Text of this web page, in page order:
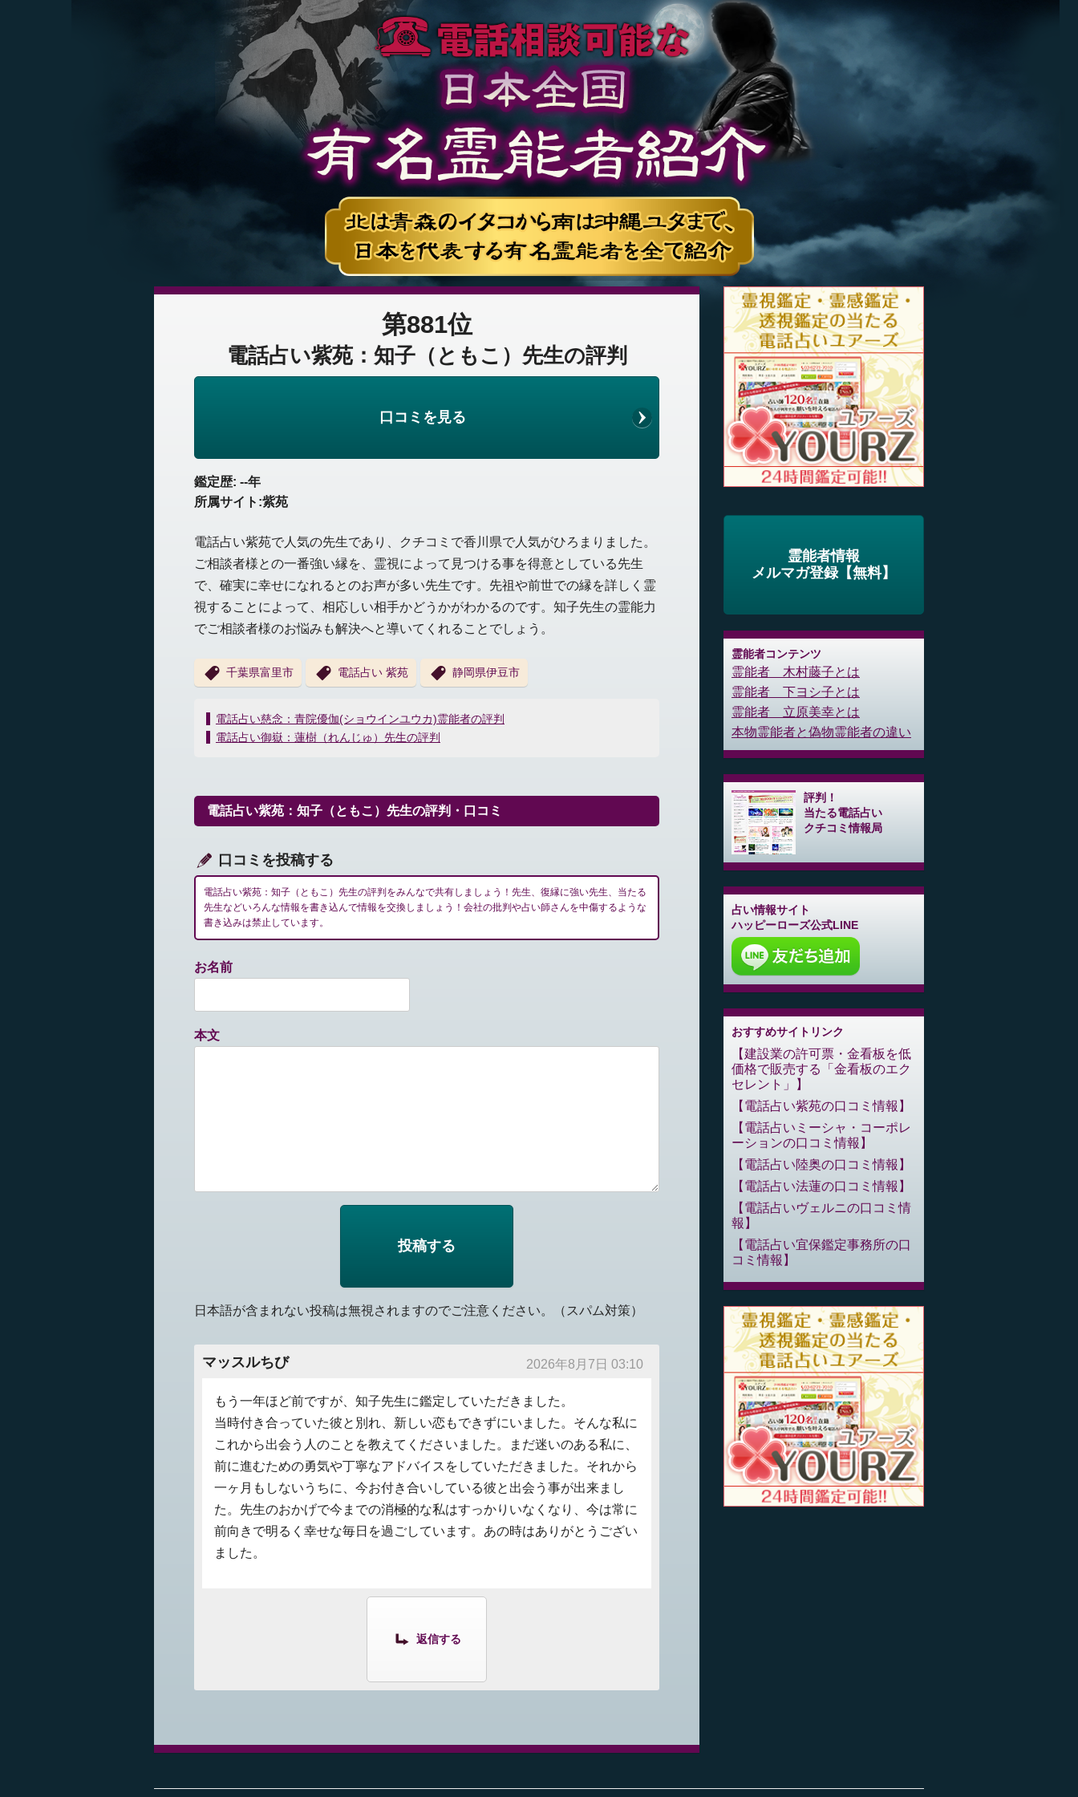
第881位
電話占い紫苑：知子（ともこ）先生の評判
口コミを見る
鑑定歴: --年
所属サイト:紫苑
電話占い紫苑で人気の先生であり、クチコミで香川県で人気がひろまりました。
ご相談者様との一番強い縁を、霊視によって見つける事を得意としている先生
で、確実に幸せになれるとのお声が多い先生です。先祖や前世での縁を詳しく霊
視することによって、相応しい相手かどうかがわかるのです。知子先生の霊能力
でご相談者様のお悩みも解決へと導いてくれることでしょう。
千葉県富里市 電話占い 紫苑 静岡県伊豆市
投
稿
ー
シ
ン
電話占い慈念：青院優伽(ショウインユウカ)霊能者の評判
電話占い御嶽：蓮樹（れんじゅ）先生の評判
電話占い紫苑：知子（ともこ）先生の評判・口コミ
口コミを投稿する
電話占い紫苑：知子（ともこ）先生の評判をみんなで共有しましょう！先生、復縁に強い先生、当たる
先生などいろんな情報を書き込んで情報を交換しましょう！会社の批判や占い師さんを中傷するような
書き込みは禁止しています。
お名前
本文
日本語が含まれない投稿は無視されますのでご注意ください。（スパム対策）
マッスルちび 2026年8月7日 03:10
もう一年ほど前ですが、知子先生に鑑定していただきました。
当時付き合っていた彼と別れ、新しい恋もできずにいました。そんな私に
これから出会う人のことを教えてくださいました。まだ迷いのある私に、
前に進むための勇気や丁寧なアドバイスをしていただきました。それから
一ヶ月もしないうちに、今お付き合いしている彼と出会う事が出来まし
た。先生のおかげで今までの消極的な私はすっかりいなくなり、今は常に
前向きで明るく幸せな毎日を過ごしています。あの時はありがとうござい
ました。
返信する
霊能者情報
メルマガ登録【無料】
霊能者コンテンツ
霊能者 木村藤子とは
霊能者 下ヨシ子とは
霊能者 立原美幸とは
本物霊能者と偽物霊能者の違い
評判！
当たる電話占い
クチコミ情報局
占い情報サイト
ハッピーローズ公式LINE
おすすめサイトリンク
建設業の許可票・金看板を低
価格で販売する「金看板のエク
セレント」
電話占い紫苑の口コミ情報
電話占いミーシャ・コーポレ
ーションの口コミ情報
電話占い陸奥の口コミ情報
電話占い法蓮の口コミ情報
電話占いヴェルニの口コミ情
報
電話占い宜保鑑定事務所の口
コミ情報